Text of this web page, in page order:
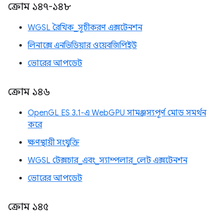
ক্রোম ১৪৭-১৪৮
WGSL রৈখিক_সূচীকরণ এক্সটেনশন
লিনাক্সে এনভিডিয়ার ওয়েবজিপিইউ
ভোরের আপডেট
ক্রোম ১৪৬
OpenGL ES 3.1-এ WebGPU সামঞ্জস্যপূর্ণ মোড সমর্থন
করে
ক্ষণস্থায়ী সংযুক্তি
WGSL টেক্সচার_এবং_স্যাম্পলার_লেট এক্সটেনশন
ভোরের আপডেট
ক্রোম ১৪৫